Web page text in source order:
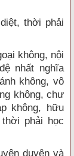
thời phải
không, nội
nhất nghĩa
không, vô
không, chư
không, hữu
phải học
duyên và